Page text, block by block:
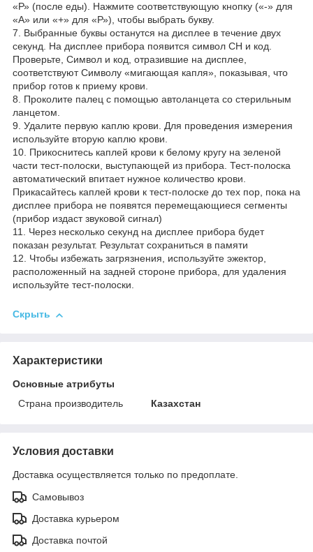
«Р» (после еды). Нажмите соответствующую кнопку («-» для
«А» или «+» для «Р»), чтобы выбрать букву.
7. Выбранные буквы останутся на дисплее в течение двух
секунд. На дисплее прибора появится символ СН и код.
Проверьте, Символ и код, отразившие на дисплее,
соответствуют Символу «мигающая капля», показывая, что
прибор готов к приему крови.
8. Проколите палец с помощью автоланцета со стерильным
ланцетом.
9. Удалите первую каплю крови. Для проведения измерения
используйте вторую каплю крови.
10. Прикоснитесь каплей крови к белому кругу на зеленой
части тест-полоски, выступающей из прибора. Тест-полоска
автоматический впитает нужное количество крови.
Прикасайтесь каплей крови к тест-полоске до тех пор, пока на
дисплее прибора не появятся перемещающиеся сегменты
(прибор издаст звуковой сигнал)
11. Через несколько секунд на дисплее прибора будет
показан результат. Результат сохраниться в памяти
12. Чтобы избежать загрязнения, используйте эжектор,
расположенный на задней стороне прибора, для удаления
используйте тест-полоски.
Скрыть
Характеристики
Основные атрибуты
Страна производитель
Казахстан
Условия доставки
Доставка осуществляется только по предоплате.
Самовывоз
Доставка курьером
Доставка почтой